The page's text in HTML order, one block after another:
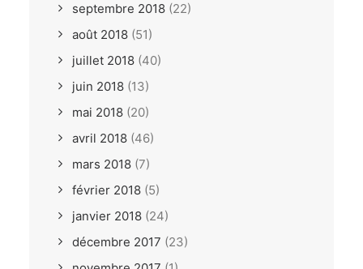
septembre 2018 (22)
août 2018 (51)
juillet 2018 (40)
juin 2018 (13)
mai 2018 (20)
avril 2018 (46)
mars 2018 (7)
février 2018 (5)
janvier 2018 (24)
décembre 2017 (23)